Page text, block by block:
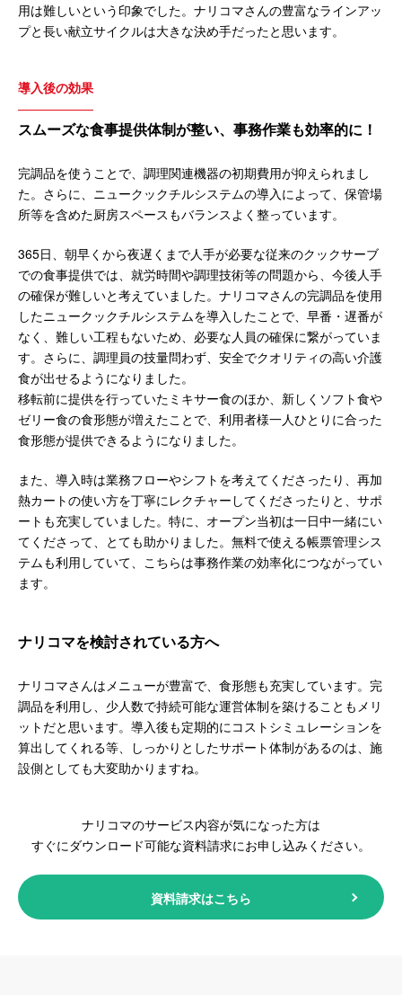
用は難しいという印象でした。ナリコマさんの豊富なラインアッ
プと長い献立サイクルは大きな決め手だったと思います。
導入後の効果
スムーズな食事提供体制が整い、事務作業も効率的に！
完調品を使うことで、調理関連機器の初期費用が抑えられまし
た。さらに、ニュークックチルシステムの導入によって、保管場
所等を含めた厨房スペースもバランスよく整っています。
365日、朝早くから夜遅くまで人手が必要な従来のクックサーブ
での食事提供では、就労時間や調理技術等の問題から、今後人手
の確保が難しいと考えていました。ナリコマさんの完調品を使用
したニュークックチルシステムを導入したことで、早番・遅番が
なく、難しい工程もないため、必要な人員の確保に繋がっていま
す。さらに、調理員の技量問わず、安全でクオリティの高い介護
食が出せるようになりました。
移転前に提供を行っていたミキサー食のほか、新しくソフト食や
ゼリー食の食形態が増えたことで、利用者様一人ひとりに合った
食形態が提供できるようになりました。
また、導入時は業務フローやシフトを考えてくださったり、再加
熱カートの使い方を丁寧にレクチャーしてくださったりと、サポ
ートも充実していました。特に、オープン当初は一日中一緒にい
てくださって、とても助かりました。無料で使える帳票管理シス
テムも利用していて、こちらは事務作業の効率化につながってい
ます。
ナリコマを検討されている方へ
ナリコマさんはメニューが豊富で、食形態も充実しています。完
調品を利用し、少人数で持続可能な運営体制を築けることもメリ
ットだと思います。導入後も定期的にコストシミュレーションを
算出してくれる等、しっかりとしたサポート体制があるのは、施
設側としても大変助かりますね。
ナリコマのサービス内容が気になった方は
すぐにダウンロード可能な資料請求にお申し込みください。
資料請求はこちら